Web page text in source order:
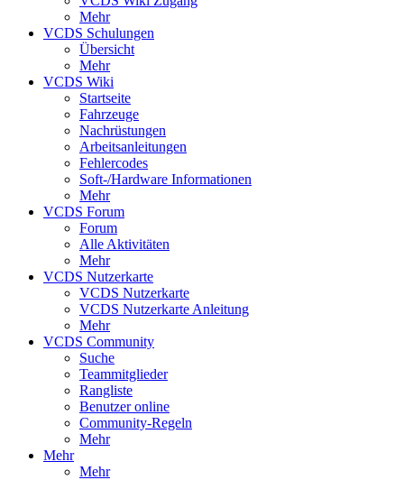
Mehr
VCDS Schulungen
Übersicht
Mehr
VCDS Wiki
Startseite
Fahrzeuge
Nachrüstungen
Arbeitsanleitungen
Fehlercodes
Soft-/Hardware Informationen
Mehr
VCDS Forum
Forum
Alle Aktivitäten
Mehr
VCDS Nutzerkarte
VCDS Nutzerkarte
VCDS Nutzerkarte Anleitung
Mehr
VCDS Community
Suche
Teammitglieder
Rangliste
Benutzer online
Community-Regeln
Mehr
Mehr
Mehr